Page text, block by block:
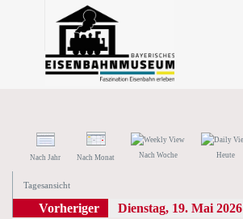
Nach Jahr Nach Monat Nach Woche Heute
Tagesansicht
Vorheriger
Dienstag, 19. Mai 2026